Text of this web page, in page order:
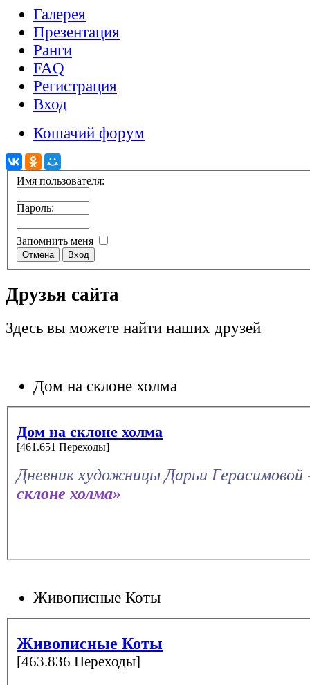
Галерея
Презентация
Ранги
FAQ
Регистрация
Вход
Кошачий форум
Имя пользователя:
Пароль:
Запомнить меня
Друзья сайта
Здесь вы можете найти наших друзей
Дом на склоне холма
Дом на склоне холма
[461.651 Переходы]
Дневник художницы Дарьи
склоне холма»
Живописные Коты
Живописные Коты
[463.836 Переходы]